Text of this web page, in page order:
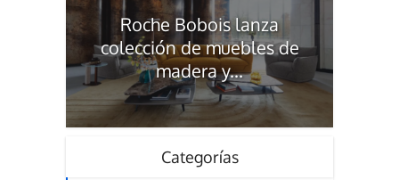
Roche Bobois lanza
colección de muebles de
madera y...
Categorías